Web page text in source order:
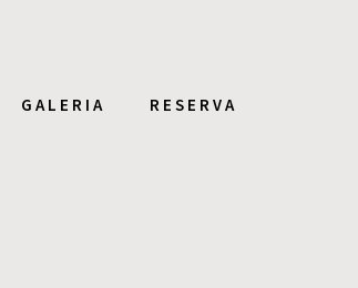
GALERIA RESERVA